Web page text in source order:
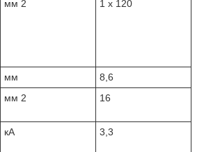
мм 2 1 x 120
мм
8,6
мм 2 16
кА 3,3